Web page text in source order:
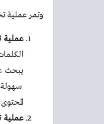
وتمر عملية
عملية
يبحث
عملية